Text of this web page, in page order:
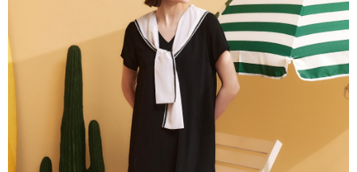
2.透過簡訊連結打開帳單後，可選擇「超商條碼／台灣大直營門市／銀行轉
帳／街口支付／iPASS MONEY」等通路繳費。
【注意事項】
1.本服務係由「台灣大哥大股份有限公司」（以下簡稱本公司）所提供，讓
用戶於交易時，得透過本服務購買商品或服務，並由商店將買賣／分期付款
買賣價金債權讓與本公司後，依約使用本公司帳單繳交帳款。
2.基於同意付款使用「大哥付你分期」之契約關係目的，商店將以您的個人
資料（包含姓名、電話或地址）提供予台灣大哥大進項蒐集、處理及利用，
由本公司與您本人進行分期帳單所需資料之確認、核對及更正。
3.完整用戶服務條款，請詳閱以下連結：
https://oppay.tw/userRule
１．於結帳方式選擇「AFTEE先享後付」後，將跳轉至「AFTEE先享後付」
結帳頁面，進行簡訊認證並確認金額後，即可完成結帳。
２．訂單成立數日內，您將收到繳費通知簡訊。
３．收到繳費通知簡訊後14天內，點擊此簡訊中的連結，可透過四大超商／
ATM／網路銀行／等多元方式進行付款，方視為交易完成。
※ 請注意：結帳手續完成當下不需立刻繳費，但若您需要取消訂單，請聯絡
購買商品的店家。未經商家同意取消之訂單仍視為有效，需透過AFTEE先享
後付繳納相關費用。
※ 交易是否成功請以「AFTEE先享後付 」之結帳頁面顯示為準，若有關於
是否繳費成功／繳費後需取消欲退款等相關疑問，請聯繫「AFTEE先享後付
https://netprotections.freshdesk.com/support/home
每筆NT$120，滿NT$2,500(含以上)免運費
萊爾富取貨付款
每筆NT$120，滿NT$2,500(含以上)免運費
付款後萊爾富取貨
每筆NT$120，滿NT$2,500(含以上)免運費
7-11取貨付款
每筆NT$120，滿NT$2,500(含以上)免運費